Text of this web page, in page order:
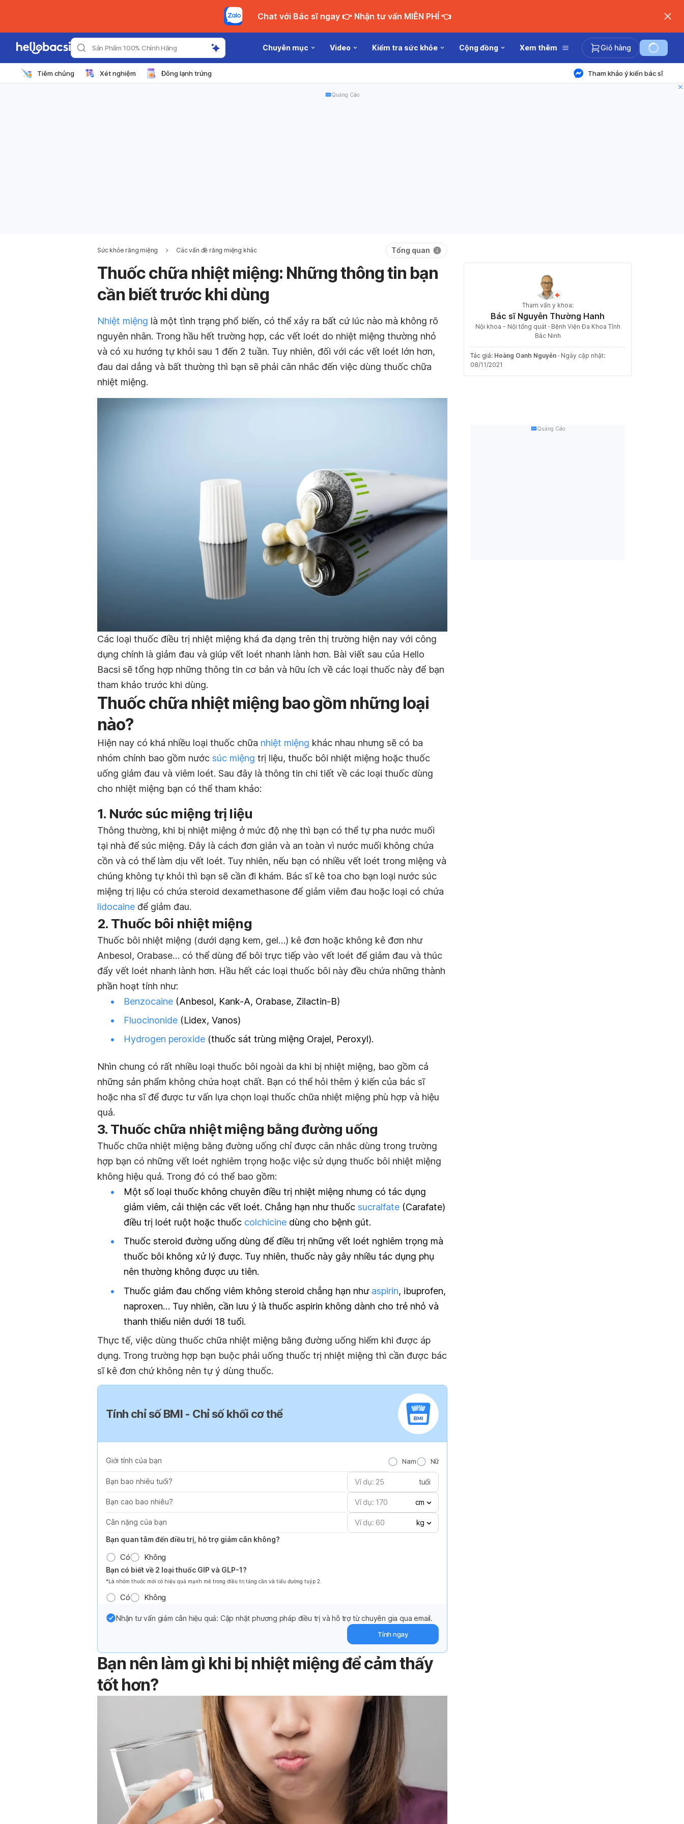
Chat với Bác sĩ ngay 👉 Nhận tư vấn MIỄN PHÍ 👈
Sản Phẩm 100% Chính Hãng Chuyên mục Video Kiểm tra sức khỏe Cộng đồng Xem thêm Giỏ hàng
Tiêm chủng Xét nghiệm Đông lạnh trứng Tham khảo ý kiến bác sĩ
Quảng Cáo
Sức khỏe răng miệng Các vấn đề răng miệng khác Tổng quan
Thuốc chữa nhiệt miệng: Những thông tin bạn
cần biết trước khi dùng
Nhiệt miệng là một tình trạng phổ biến, có thể xảy ra bất cứ lúc nào mà không rõ
nguyên nhân. Trong hầu hết trường hợp, các vết loét do nhiệt miệng thường nhỏ
và có xu hướng tự khỏi sau 1 đến 2 tuần. Tuy nhiên, đối với các vết loét lớn hơn,
đau dai dẳng và bất thường thì bạn sẽ phải cân nhắc đến việc dùng thuốc chữa
nhiệt miệng.
Các loại thuốc điều trị nhiệt miệng khá đa dạng trên thị trường hiện nay với công
dụng chính là giảm đau và giúp vết loét nhanh lành hơn. Bài viết sau của Hello
Bacsi sẽ tổng hợp những thông tin cơ bản và hữu ích về các loại thuốc này để bạn
tham khảo trước khi dùng.
Thuốc chữa nhiệt miệng bao gồm những loại
nào?
Hiện nay có khá nhiều loại thuốc chữa nhiệt miệng khác nhau nhưng sẽ có ba
nhóm chính bao gồm nước súc miệng trị liệu, thuốc bôi nhiệt miệng hoặc thuốc
uống giảm đau và viêm loét. Sau đây là thông tin chi tiết về các loại thuốc dùng
cho nhiệt miệng bạn có thể tham khảo:
1. Nước súc miệng trị liệu
Thông thường, khi bị nhiệt miệng ở mức độ nhẹ thì bạn có thể tự pha nước muối
tại nhà để súc miệng. Đây là cách đơn giản và an toàn vì nước muối không chứa
cồn và có thể làm dịu vết loét. Tuy nhiên, nếu bạn có nhiều vết loét trong miệng và
chúng không tự khỏi thì bạn sẽ cần đi khám. Bác sĩ kê toa cho bạn loại nước súc
miệng trị liệu có chứa steroid dexamethasone để giảm viêm đau hoặc loại có chứa
lidocaine để giảm đau.
2. Thuốc bôi nhiệt miệng
Thuốc bôi nhiệt miệng (dưới dạng kem, gel…) kê đơn hoặc không kê đơn như
Anbesol, Orabase… có thể dùng để bôi trực tiếp vào vết loét để giảm đau và thúc
đẩy vết loét nhanh lành hơn. Hầu hết các loại thuốc bôi này đều chứa những thành
phần hoạt tính như:
Benzocaine (Anbesol, Kank-A, Orabase, Zilactin-B)
Fluocinonide (Lidex, Vanos)
Hydrogen peroxide (thuốc sát trùng miệng Orajel, Peroxyl).
Nhìn chung có rất nhiều loại thuốc bôi ngoài da khi bị nhiệt miệng, bao gồm cả
những sản phẩm không chứa hoạt chất. Bạn có thể hỏi thêm ý kiến của bác sĩ
hoặc nha sĩ để được tư vấn lựa chọn loại thuốc chữa nhiệt miệng phù hợp và hiệu
quả.
3. Thuốc chữa nhiệt miệng bằng đường uống
Thuốc chữa nhiệt miệng bằng đường uống chỉ được cân nhắc dùng trong trường
hợp bạn có những vết loét nghiêm trọng hoặc việc sử dụng thuốc bôi nhiệt miệng
không hiệu quả. Trong đó có thể bao gồm:
Một số loại thuốc không chuyên điều trị nhiệt miệng nhưng có tác dụng
giảm viêm, cải thiện các vết loét. Chẳng hạn như thuốc sucralfate (Carafate)
điều trị loét ruột hoặc thuốc colchicine dùng cho bệnh gút.
Thuốc steroid đường uống dùng để điều trị những vết loét nghiêm trọng mà
thuốc bôi không xử lý được. Tuy nhiên, thuốc này gây nhiều tác dụng phụ
nên thường không được ưu tiên.
Thuốc giảm đau chống viêm không steroid chẳng hạn như aspirin, ibuprofen,
naproxen… Tuy nhiên, cần lưu ý là thuốc aspirin không dành cho trẻ nhỏ và
thanh thiếu niên dưới 18 tuổi.
Thực tế, việc dùng thuốc chữa nhiệt miệng bằng đường uống hiếm khi được áp
dụng. Trong trường hợp bạn buộc phải uống thuốc trị nhiệt miệng thì cần được bác
sĩ kê đơn chứ không nên tự ý dùng thuốc.
Tính chỉ số BMI - Chỉ số khối cơ thể
Giới tính của bạn Nam Nữ
Bạn bao nhiêu tuổi? tuổi
Bạn cao bao nhiêu? cm
Cân nặng của bạn
kg
Bạn quan tâm đến điều trị, hỗ trợ giảm cân không?
Có Không
Bạn có biết về 2 loại thuốc GIP và GLP-1?
*Là nhóm thuốc mới có hiệu quả mạnh mẽ trong điều trị tăng cần và tiểu đường tuýp 2.
Có Không
Nhận tư vấn giảm cân hiệu quả: Cập nhật phương pháp điều trị và hỗ trợ từ chuyên gia qua email.
Tính ngay
Bạn nên làm gì khi bị nhiệt miệng để cảm thấy
tốt hơn?
Tham vấn y khoa:
Bác sĩ Nguyễn Thường Hanh
Nội khoa - Nội tổng quát · Bệnh Viện Đa Khoa Tỉnh
Bắc Ninh
Tác giả: Hoàng Oanh Nguyễn · Ngày cập nhật:
08/11/2021
Quảng Cáo